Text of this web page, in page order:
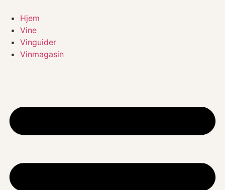
indhold
Hjem
Vine
Vinguider
Vinmagasin